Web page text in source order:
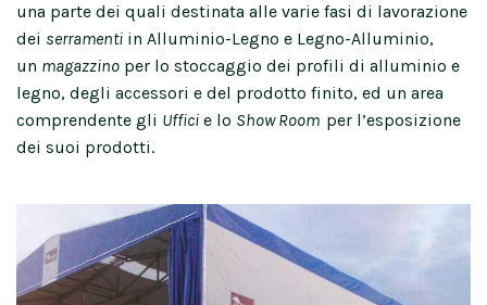
una parte dei quali destinata alle varie fasi di lavorazione
dei serramenti in Alluminio-Legno e Legno-Alluminio,
un magazzino per lo stoccaggio dei profili di alluminio e
legno, degli accessori e del prodotto finito, ed un area
comprendente gli Uffici e lo Show Room per l’esposizione
dei suoi prodotti.